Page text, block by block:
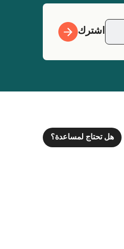
اشترك
هل تحتاج لمساعدة؟